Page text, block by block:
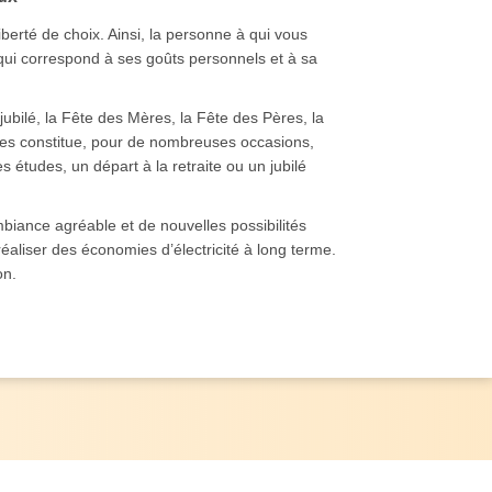
de choix. Ainsi, la personne à qui vous
correspond à ses goûts personnels et à sa
la Fête des Mères, la Fête des Pères, la
constitue, pour de nombreuses occasions,
études, un départ à la retraite ou un jubilé
agréable et de nouvelles possibilités
des économies d’électricité à long terme.